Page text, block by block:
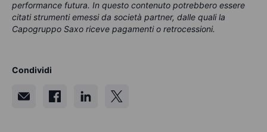
performance futura. In questo contenuto potrebbero essere
citati strumenti emessi da società partner, dalle quali la
Capogruppo Saxo riceve pagamenti o retrocessioni.
Condividi